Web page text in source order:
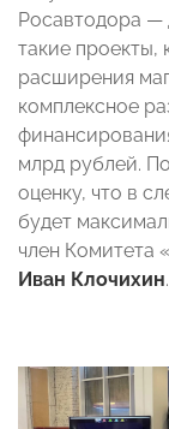
Росавтодора —
такие проекты,
расширения
комплексное
млрд рублей.
оценку, что в
будет
член
Иван Клочихин.